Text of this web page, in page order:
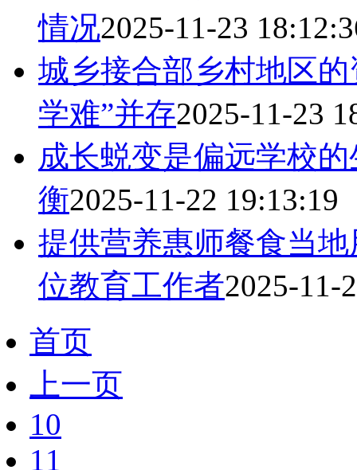
情况2025-11-23
城乡接合部乡村地区
学难”并存2025-11-23
成长蜕变是偏远学校
衡2025-11-22 19:13:19
提供营养惠师餐食当
位教育工作者2025-11-
首页
上一页
10
11